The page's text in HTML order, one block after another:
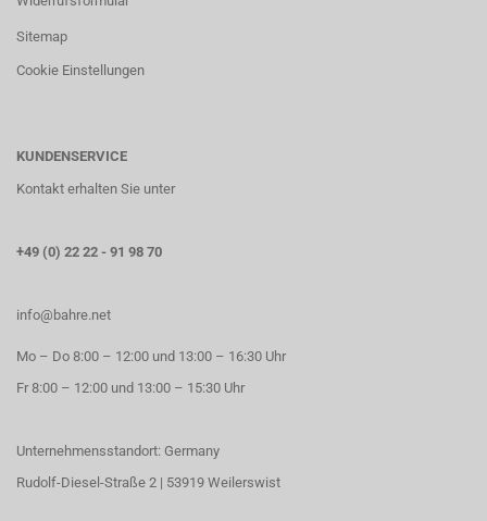
Sitemap
Cookie Einstellungen
KUNDENSERVICE
Kontakt erhalten Sie unter
+49 (0) 22 22 - 91 98 70
info@bahre.net
Mo – Do 8:00 – 12:00 und 13:00 – 16:30 Uhr
Fr 8:00 – 12:00 und 13:00 – 15:30 Uhr
Unternehmensstandort: Germany
Rudolf-Diesel-Straße 2 | 53919 Weilerswist